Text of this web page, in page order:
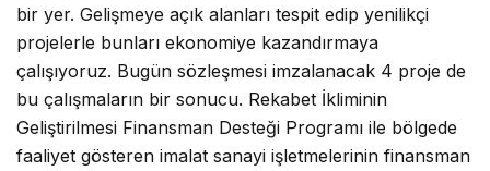
bir yer. Gelişmeye açık alanları tespit edip yenilikçi
projelerle bunları ekonomiye kazandırmaya
çalışıyoruz. Bugün sözleşmesi imzalanacak 4 proje de
bu çalışmaların bir sonucu. Rekabet İkliminin
Geliştirilmesi Finansman Desteği Programı ile bölgede
faaliyet gösteren imalat sanayi işletmelerinin finansman